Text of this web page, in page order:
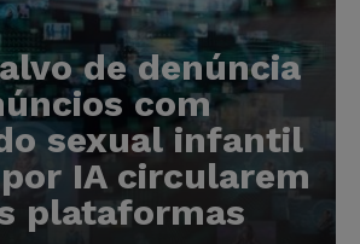
de denúncia
com
sexual infantil
IA circularem
plataformas